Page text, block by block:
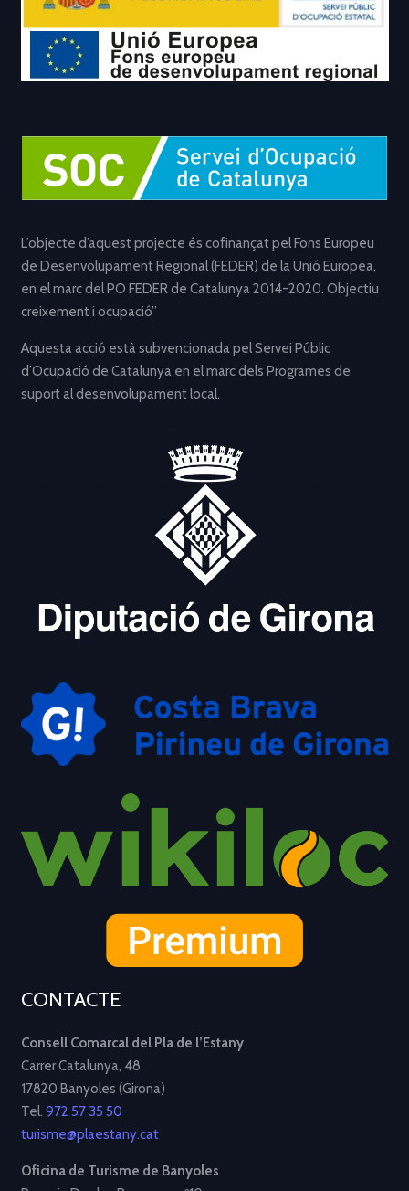
L’objecte d’aquest projecte és cofinançat pel Fons Europeu
de Desenvolupament Regional (FEDER) de la Unió Europea,
en el marc del PO FEDER de Catalunya 2014-2020. Objectiu
creixement i ocupació”
Aquesta acció està subvencionada pel Servei Públic
d’Ocupació de Catalunya en el marc dels Programes de
suport al desenvolupament local.
CONTACTE
Consell Comarcal del Pla de l’Estany
Carrer Catalunya, 48
17820 Banyoles (Girona)
Tel. 972 57 35 50
turisme@plaestany.cat
Oficina de Turisme de Banyoles